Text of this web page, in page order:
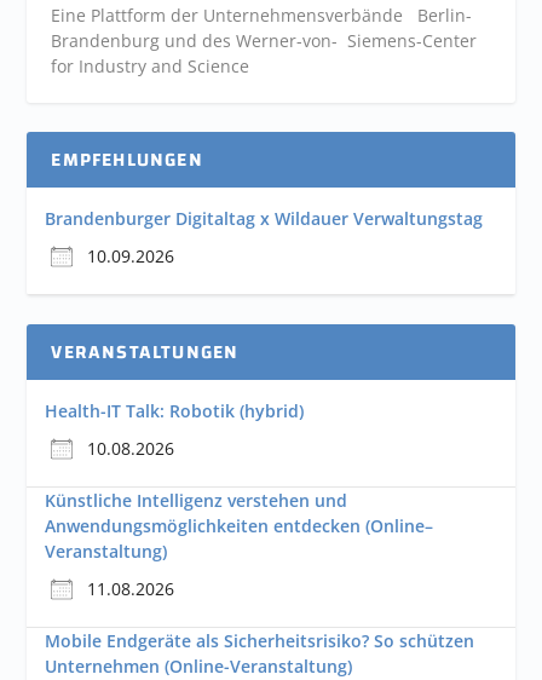
Eine Plattform der Unternehmensverbände Berlin-
Brandenburg und des Werner-von- Siemens-Center
for Industry and Science
EMPFEHLUNGEN
Brandenburger Digitaltag x Wildauer Verwaltungstag
10.09.2026
VERANSTALTUNGEN
Health-IT Talk: Robotik (hybrid)
10.08.2026
Künstliche Intelligenz verstehen und
Anwendungsmöglichkeiten entdecken (Online–
Veranstaltung)
11.08.2026
Mobile Endgeräte als Sicherheitsrisiko? So schützen
Unternehmen (Online-Veranstaltung)